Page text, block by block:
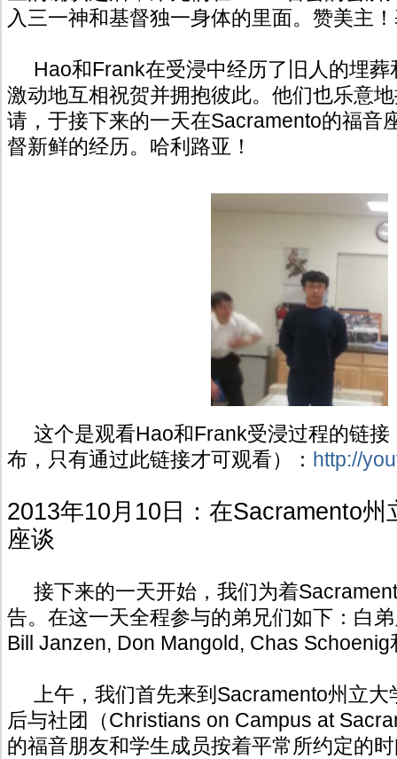
入三一神和基督独一身体的里面。赞美主
Hao和Frank在受浸中经历了旧人的埋
激动地互相祝贺并拥抱彼此。他们也乐意
请，于接下来的一天在Sacramento的福音
督新鲜的经历。哈利路亚！
这个是观看Hao和Frank受浸过程的链接
布，只有通过此链接才可观看）： http://
2013年10月10日：在Sacramento州
座谈
接下来的一天开始，我们为着
告。在这一天全程参与的弟兄们如下：白
Bill Janzen, Don Mangold, Chas
上午，我们首先来到Sacramento州立大
后与社团（Christians on Campus at
的福音朋友和学生成员按着平常所约定的